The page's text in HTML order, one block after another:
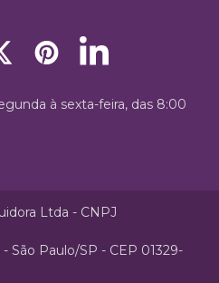
à sexta-feira, das 8:00
Ltda - CNPJ
São Paulo/SP - CEP 01329-